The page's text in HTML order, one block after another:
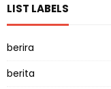
LIST LABELS
berira
berita